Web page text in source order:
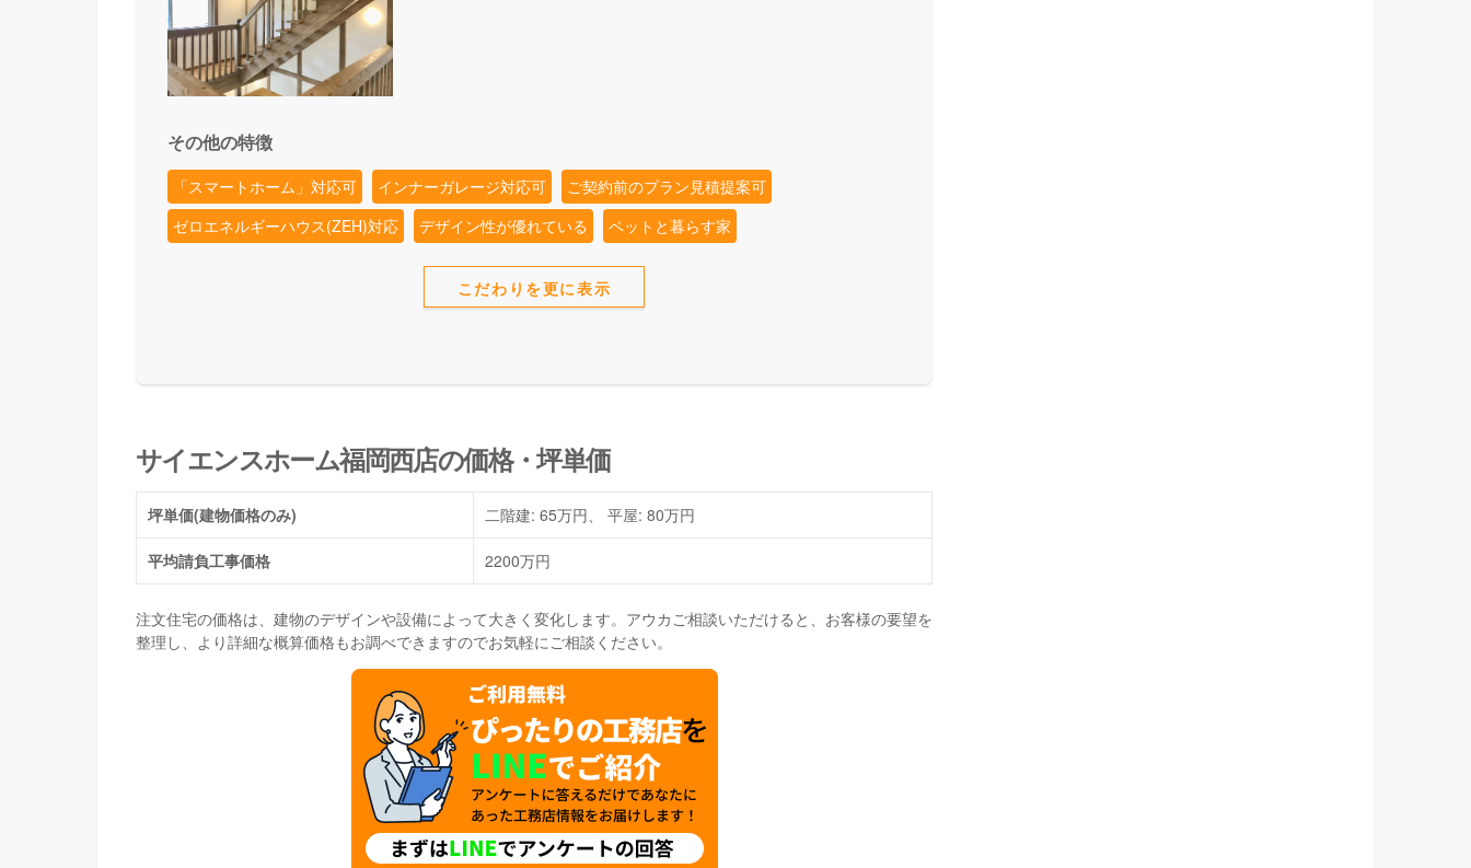
その他の特徴
「スマートホーム」対応可 インナーガレージ対応可
ご契約前のプラン見積提案可
ゼロエネルギーハウス(ZEH)対応
デザイン性が優れている ペットと暮らす家
こだわりを更に表示
サイエンスホーム福岡西店の価格・坪単価
坪単価(建物価格のみ) 二階建: 65万円、 平屋: 80万円
平均請負工事価格 2200万円
注文住宅の価格は、建物のデザインや設備によって大きく変化します。アウカご相談いただけると、お客様の要望を
整理し、より詳細な概算価格もお調べできますのでお気軽にご相談ください。